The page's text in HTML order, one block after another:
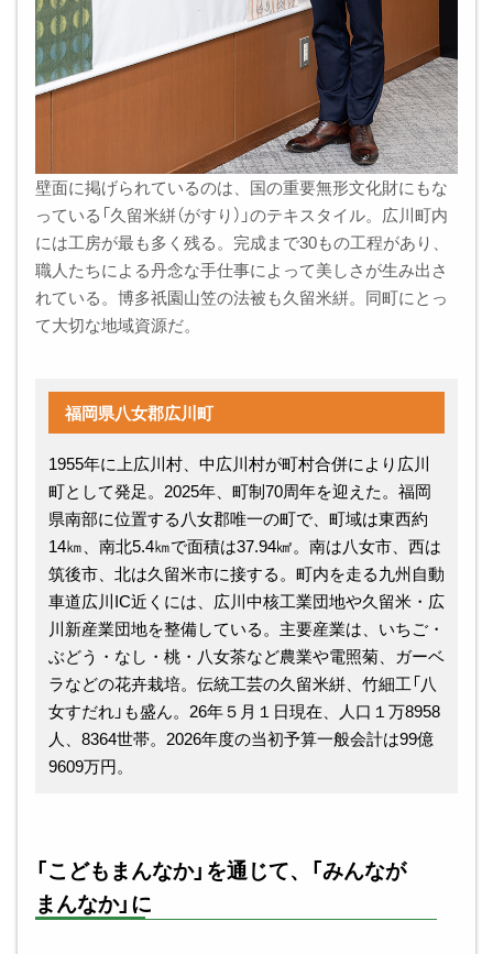
壁面に掲げられているのは、国の重要無形文化財にもな
っている「久留米絣（がすり）」のテキスタイル。広川町内
には工房が最も多く残る。完成まで30もの工程があり、
職人たちによる丹念な手仕事によって美しさが生み出さ
れている。博多祇園山笠の法被も久留米絣。同町にとっ
て大切な地域資源だ。
福岡県八女郡広川町
1955年に上広川村、中広川村が町村合併により広川
町として発足。2025年、町制70周年を迎えた。福岡
県南部に位置する八女郡唯一の町で、町域は東西約
14㎞、南北5.4㎞で面積は37.94㎢。南は八女市、西は
筑後市、北は久留米市に接する。町内を走る九州自動
車道広川IC近くには、広川中核工業団地や久留米・広
川新産業団地を整備している。主要産業は、いちご・
ぶどう・なし・桃・八女茶など農業や電照菊、ガーベ
ラなどの花卉栽培。伝統工芸の久留米絣、竹細工「八
女すだれ」も盛ん。26年５月１日現在、人口１万8958
人、8364世帯。2026年度の当初予算一般会計は99億
9609万円。
「こどもまんなか」を通じて、「みんなが
まんなか」に